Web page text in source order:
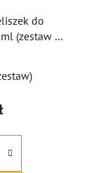
do
(zestaw 6